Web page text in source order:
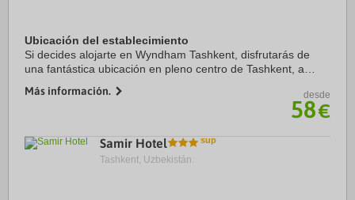
Ubicación del establecimiento
Si decides alojarte en Wyndham Tashkent, disfrutarás de
una fantástica ubicación en pleno centro de Tashkent, a
Monumento Amir Timur. Además, este hotel ...
Más información. desde
58€
Samir Hotel
Tashkent, Uzbekistán.